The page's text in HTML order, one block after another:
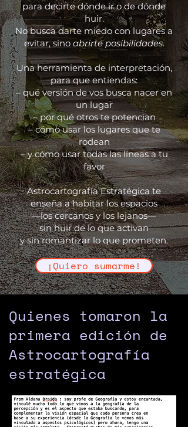
para decirte dónde ir o de dónde
huir.
No busca darte miedo con lugares a
evitar, sino abrirte posibilidades.
Una herramienta de interpretación,
para que entiendas:
– qué versión de vos busca nacer en
un lugar
– por qué otros te potencian
– cómo usar los lugares que te
rodean
– y cómo usar todas las líneas a tu
favor
Astrocartografía Estratégica te
enseña a habitar los espacios
—los cercanos y los lejanos—
sin huir de lo que activan
y sin romantizar lo que prometen.
¡Quiero sumarme!
Quienes tomaron la
primera edición de
Astrocartografía
estratégica